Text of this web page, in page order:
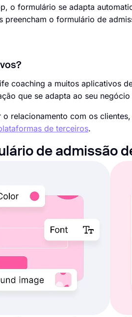
o formulário se adapta
preencham o formulário de
coaching a muitos aplicativos
que se adapta ao seu
o relacionamento com os
de terceiros.
de admissão